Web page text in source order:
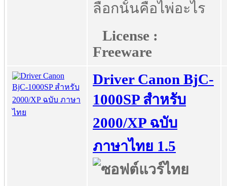
ลือกนั้นคือไพ่อะไร
License :
Freeware
Driver Canon BjC-
1000SP สำหรับ
2000/XP ฉบับ
ภาษาไทย 1.5